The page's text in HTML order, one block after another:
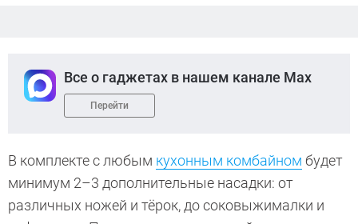
Все о гаджетах в нашем канале Max
Перейти
В комплекте с любым кухонным комбайном будет
минимум 2–3 дополнительные насадки: от
различных ножей и тёрок, до соковыжималки и